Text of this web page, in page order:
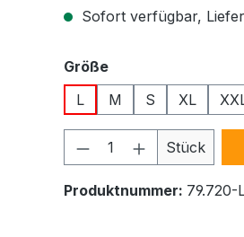
Sofort verfügbar,
Größeauswählen
L
M S XL
Produkt Stück
Produktnummer: 79.720-